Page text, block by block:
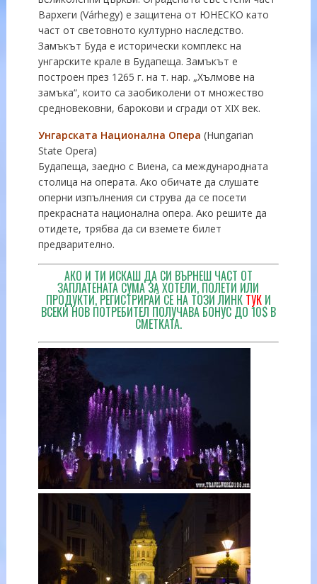
Вархеги (Várhegy) е защитена от ЮНЕСКО като
част от световното културно наследство.
Замъкът Буда е исторически комплекс на
унгарските крале в Будапеща. Замъкът е
построен през 1265 г. на т. нар. „Хълмове на
замъка“, които са заобиколени от множество
средновековни, барокови и сгради от ХІХ век.
Унгарската Национална Опера (Hungarian
State Opera)
Будапеща, заедно с Виена, са международната
столица на операта. Ако обичате да слушате
оперни изпълнения си струва да се посети
прекрасната национална опера. Ако решите да
отидете, трябва да си вземете билет
предварително.
АКО И ТИ ИСКАШ ДА СИ ВЪРНЕШ ЧАСТ ОТ
ЗАПЛАТЕНАТА СУМА ЗА ХОТЕЛИ, ПОЛЕТИ ИЛИ
ПРОДУКТИ, РЕГИСТРИРАЙ СЕ НА ТОЗИ ЛИНК ТУК И
ВСЕКИ НОВ ПОТРЕБИТЕЛ ПОЛУЧАВА БОНУС ДО 10$ В
СМЕТКАТА.